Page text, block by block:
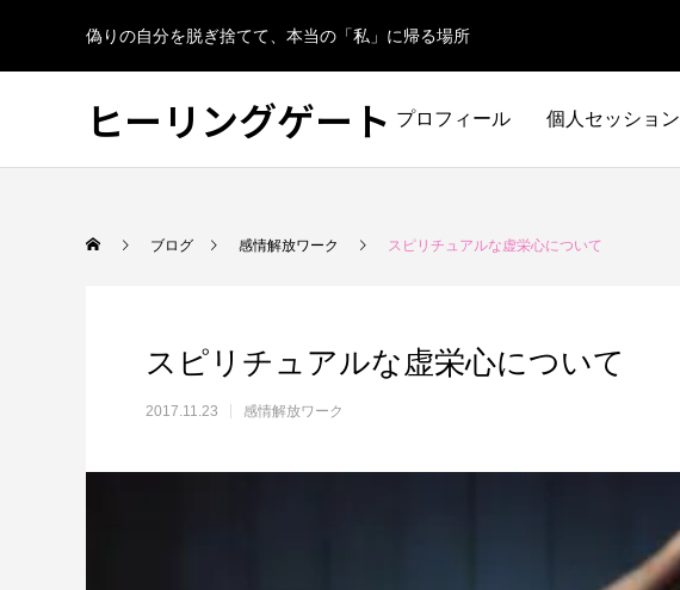
偽りの自分を脱ぎ捨てて、本当の「私」に帰る場所
ヒーリングゲート プロフィール 個人セッション
ブログ 感情解放ワーク スピリチュアルな虚栄心について
スピリチュアルな虚栄心について
2017.11.23 感情解放ワーク